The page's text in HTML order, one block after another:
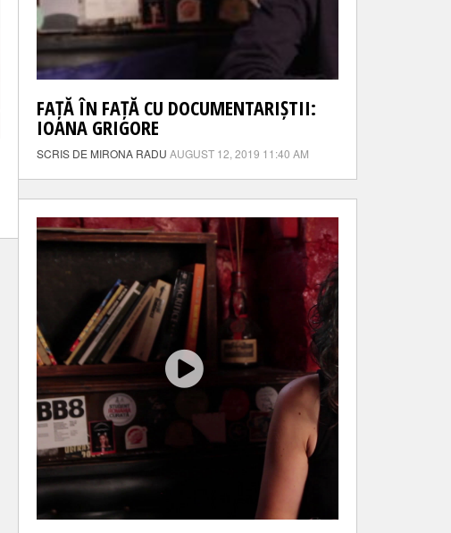
FAȚĂ ÎN FAȚĂ CU DOCUMENTARIȘTII:
IOANA GRIGORE
SCRIS DE MIRONA RADU AUGUST 12, 2019 11:40 AM